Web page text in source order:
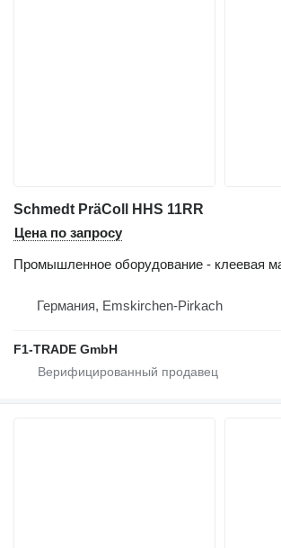
Schmedt PräColl HHS 11RR
Цена по запросу
Промышленное оборудование - клеевая
Германия, Emskirchen-Pirkach
F1-TRADE GmbH